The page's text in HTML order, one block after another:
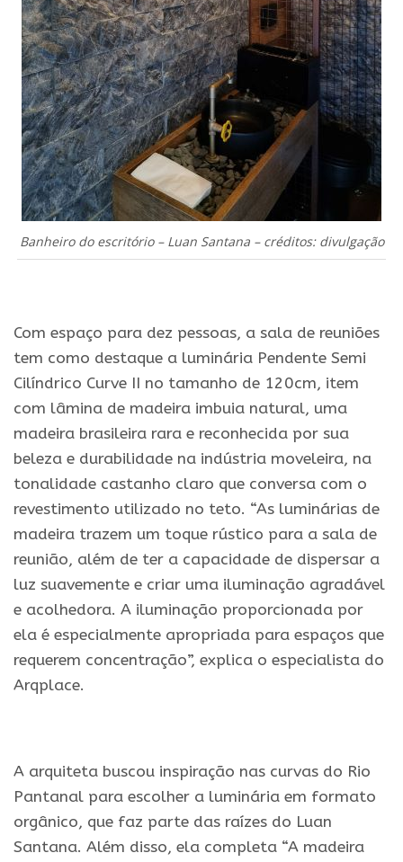
Banheiro do escritório – Luan Santana – créditos: divulgação
Com espaço para dez pessoas, a sala de reuniões
tem como destaque a luminária Pendente Semi
Cilíndrico Curve II no tamanho de 120cm, item
com lâmina de madeira imbuia natural, uma
madeira brasileira rara e reconhecida por sua
beleza e durabilidade na indústria moveleira, na
tonalidade castanho claro que conversa com o
revestimento utilizado no teto. “As luminárias de
madeira trazem um toque rústico para a sala de
reunião, além de ter a capacidade de dispersar a
luz suavemente e criar uma iluminação agradável
e acolhedora. A iluminação proporcionada por
ela é especialmente apropriada para espaços que
requerem concentração”, explica o especialista do
Arqplace.
A arquiteta buscou inspiração nas curvas do Rio
Pantanal para escolher a luminária em formato
orgânico, que faz parte das raízes do Luan
Santana. Além disso, ela completa “A madeira